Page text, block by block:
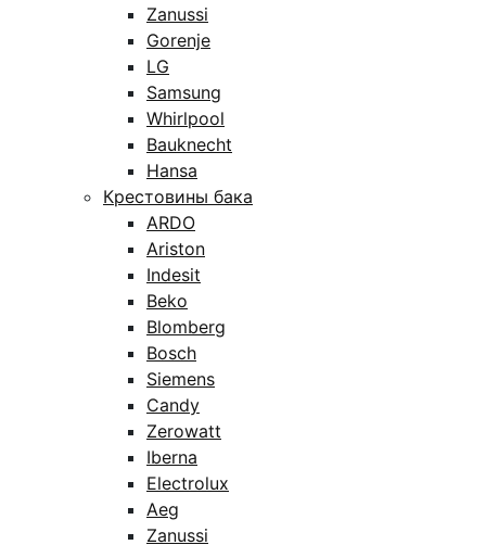
Zanussi
Gorenje
LG
Samsung
Whirlpool
Bauknecht
Hansa
Крестовины бака
ARDO
Ariston
Indesit
Beko
Blomberg
Bosch
Siemens
Candy
Zerowatt
Iberna
Electrolux
Aeg
Zanussi